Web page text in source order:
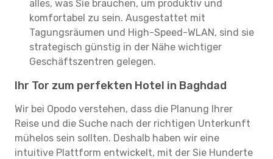
alles, was Sie brauchen, um produktiv und
komfortabel zu sein. Ausgestattet mit
Tagungsräumen und High-Speed-WLAN, sind sie
strategisch günstig in der Nähe wichtiger
Geschäftszentren gelegen.
Ihr Tor zum perfekten Hotel in Baghdad
Wir bei Opodo verstehen, dass die Planung Ihrer
Reise und die Suche nach der richtigen Unterkunft
mühelos sein sollten. Deshalb haben wir eine
intuitive Plattform entwickelt, mit der Sie Hunderte